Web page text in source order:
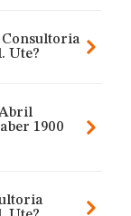
Ute?
1900